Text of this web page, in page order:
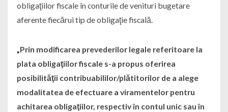
obligaţiilor fiscale în conturile de venituri bugetare
aferente fiecărui tip de obligaţie fiscală.
„Prin modificarea prevederilor legale referitoare la
plata obligaţiilor fiscale s-a propus oferirea
posibilităţii contribuabililor/plătitorilor de a alege
modalitatea de efectuare a viramentelor pentru
achitarea obligaţiilor, respectiv în contul unic sau în